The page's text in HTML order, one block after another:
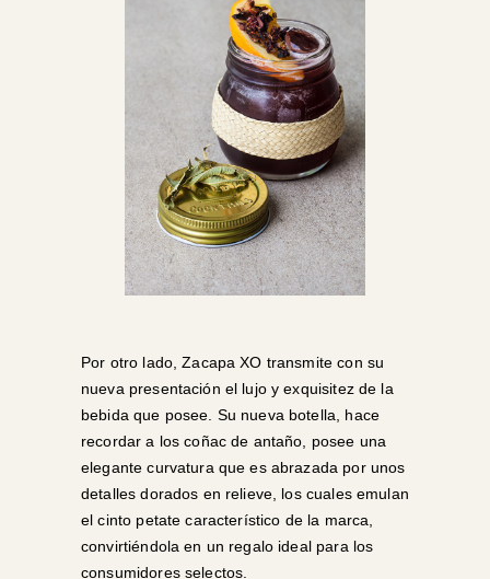
Por otro lado, Zacapa XO transmite con su
nueva presentación el lujo y exquisitez de la
bebida que posee. Su nueva botella, hace
recordar a los coñac de antaño, posee una
elegante curvatura que es abrazada por unos
detalles dorados en relieve, los cuales emulan
el cinto petate característico de la marca,
convirtiéndola en un regalo ideal para los
consumidores selectos.